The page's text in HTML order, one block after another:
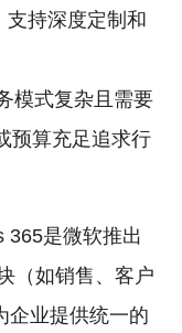
持深度定制和
模式复杂且需要
预算充足追求行
365是微软推出
（如销售、客户
企业提供统一的